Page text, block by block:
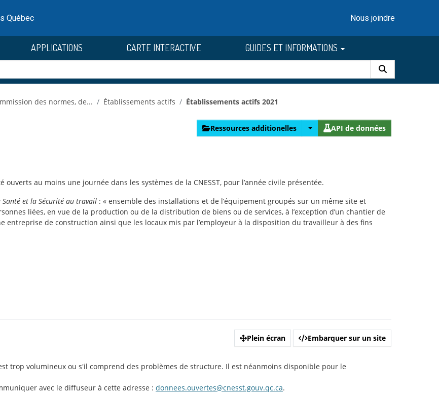
Québec Nous joindre
APPLICATIONS CARTE INTERACTIVE GUIDES ET INFORMATIONS
des normes, de... Établissements actifs Établissements actifs 2021
Ressources additionelles API de données
au moins une journée dans les systèmes de la CNESST, pour l’année civile présentée.
et la Sécurité au travail : « ensemble des installations et de l’équipement groupés sur un même site et
liées, en vue de la production ou de la distribution de biens ou de services, à l’exception d’un chantier de
entreprise de construction ainsi que les locaux mis par l’employeur à la disposition du travailleur à des fins
Plein écran Embarquer sur un site
trop volumineux ou s'il comprend des problèmes de structure. Il est néanmoins disponible pour le
avec le diffuseur à cette adresse : donnees.ouvertes@cnesst.gouv.qc.ca.